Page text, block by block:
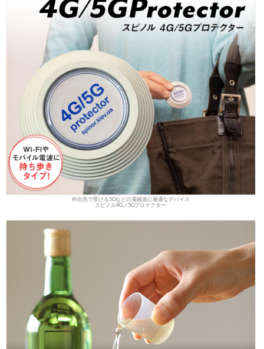
外出先で受ける5Gなどの電磁波に最適なデバイス
スピノル4G／5Gプロテクター